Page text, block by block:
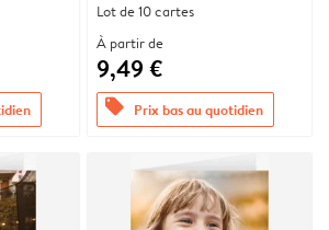
Lot de 10 cartes
À partir de
9,49 €
offers Prix bas au quotidien